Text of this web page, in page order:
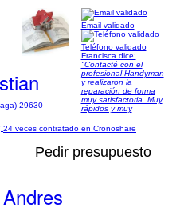
29630
Email validado
Teléfono validado
Francisca dice:
"Contacté con el
profesional Handyman
y realizaron la
reparación de forma
muy satisfactoria. Muy
rápidos y muy
24 veces contratado en Cronoshare
Pedir presupuesto